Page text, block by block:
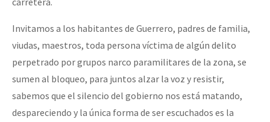
Invitamos a los habitantes de Guerrero, padres de familia,
viudas, maestros, toda persona víctima de algún delito
perpetrado por grupos narco paramilitares de la zona, se
sumen al bloqueo, para juntos alzar la voz y resistir,
sabemos que el silencio del gobierno nos está matando,
despareciendo y la única forma de ser escuchados es la